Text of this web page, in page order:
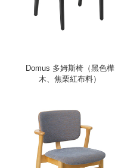
Domus 多姆斯椅（黑色樺
木、焦栗紅布料）